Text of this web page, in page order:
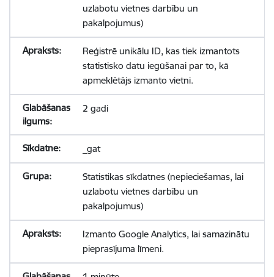
uzlabotu vietnes darbību un
pakalpojumus)
Reģistrē unikālu ID, kas tiek izmantots
statistisko datu iegūšanai par to, kā
apmeklētājs izmanto vietni.
2 gadi
_gat
Statistikas sīkdatnes (nepieciešamas, lai
uzlabotu vietnes darbību un
pakalpojumus)
Izmanto Google Analytics, lai samazinātu
pieprasījuma līmeni.